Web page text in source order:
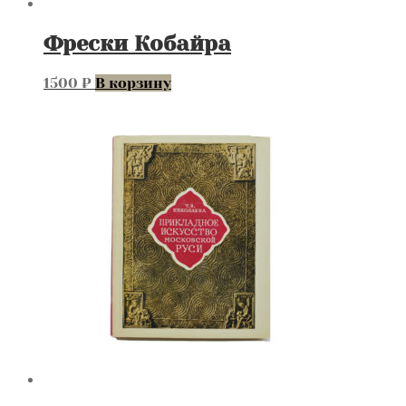
Фрески Кобайра
1500 ₽ В корзину